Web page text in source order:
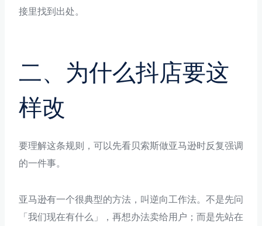
接里找到出处。
二、为什么抖店要这
样改
要理解这条规则，可以先看贝索斯做亚马逊时反复强调
的一件事。
亚马逊有一个很典型的方法，叫逆向工作法。不是先问
「我们现在有什么」，再想办法卖给用户；而是先站在